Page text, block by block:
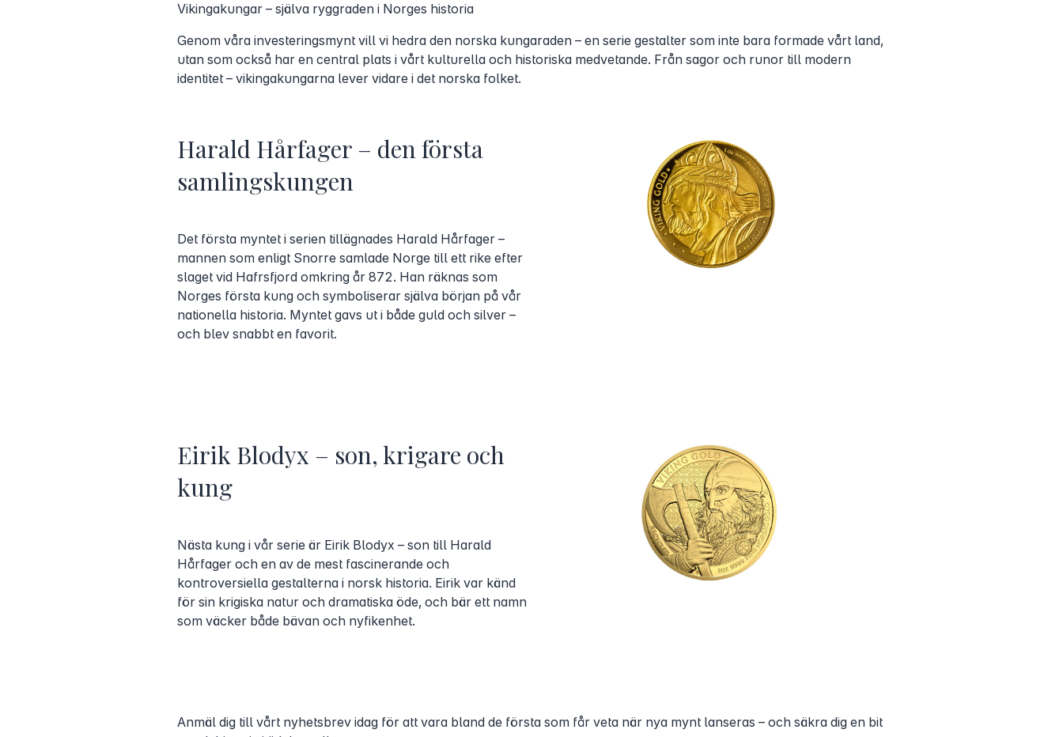
Vikingakungar – själva ryggraden i Norges historia
Genom våra investeringsmynt vill vi hedra den norska kungaraden – en serie gestalter som inte bara formade vårt land,
utan som också har en central plats i vårt kulturella och historiska medvetande. Från sagor och runor till modern
identitet – vikingakungarna lever vidare i det norska folket.
Harald Hårfager – den första
samlingskungen
Det första myntet i serien tillägnades Harald Hårfager –
mannen som enligt Snorre samlade Norge till ett rike efter
slaget vid Hafrsfjord omkring år 872. Han räknas som
Norges första kung och symboliserar själva början på vår
nationella historia. Myntet gavs ut i både guld och silver –
och blev snabbt en favorit.
Eirik Blodyx – son, krigare och
kung
Nästa kung i vår serie är Eirik Blodyx – son till Harald
Hårfager och en av de mest fascinerande och
kontroversiella gestalterna i norsk historia. Eirik var känd
för sin krigiska natur och dramatiska öde, och bär ett namn
som väcker både bävan och nyfikenhet.
Anmäl dig till vårt nyhetsbrev idag för att vara bland de första som får veta när nya mynt lanseras – och säkra dig en bit